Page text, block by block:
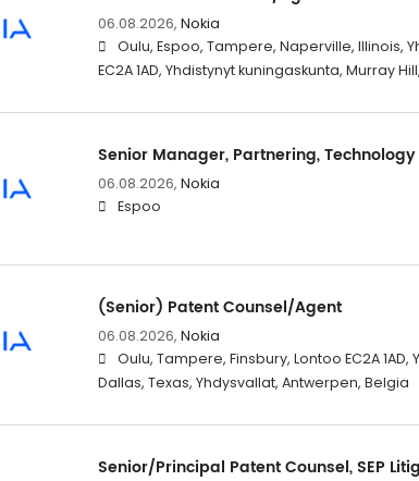
06.08.2026, Nokia
Oulu, Espoo, Tampere, Naperville, Illinois,
EC2A 1AD, Yhdistynyt kuningaskunta, Murray
Senior Manager, Partnering,
06.08.2026, Nokia
Espoo
(Senior) Patent Counsel/Agent
06.08.2026, Nokia
Oulu, Tampere, Finsbury, Lontoo EC2A
Dallas, Texas, Yhdysvallat, Antwerpen, Belgia
Senior/Principal Patent Counsel, SEP